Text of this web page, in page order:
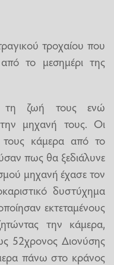
τροχαίου που
το μεσημέρι της
τη ζωή τους ενώ
μηχανή τους. Οι
τους κάμερα από το
πως θα ξεδιάλυνε
μηχανή έχασε τον
δυστύχημα
εκτεταμένους
την κάμερα,
52χρονος Διονύσης
πάνω στο κράνος